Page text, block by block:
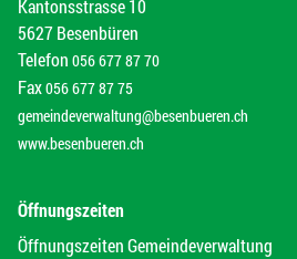
Kantonsstrasse 10
5627 Besenbüren
Telefon 056 677 87 70
Fax056 677 87 75
gemeindeverwaltung@besenbueren.ch
www.besenbueren.ch
Öffnungszeiten
Öffnungszeiten Gemeindeverwaltung